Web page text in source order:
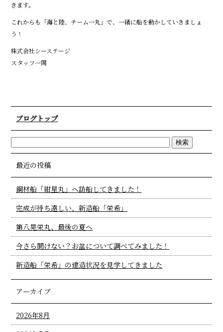
きます。
これからも「海と陸、チーム一丸」で、一緒に船を動かしていきましょ
う！
株式会社シーステージ
スタッフ一同
ブログトップ
最近の投稿
鋼材船「紺星丸」へ訪船してきました！
完成が待ち遠しい、新造船「栄希」
第八晃栄丸、最後の夏へ
今さら聞けない？お盆について調べてみました！
新造船「栄希」の建造状況を見学してきました
アーカイブ
2026年8月